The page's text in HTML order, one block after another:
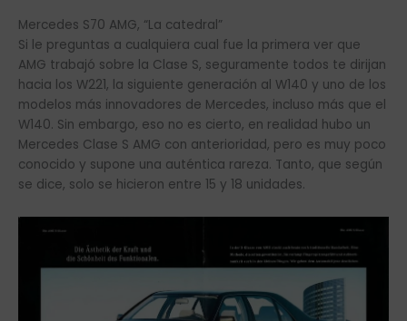
Mercedes S70 AMG, “La catedral”
Si le preguntas a cualquiera cual fue la primera ver que
AMG trabajó sobre la Clase S, seguramente todos te dirijan
hacia los W221, la siguiente generación al W140 y uno de los
modelos más innovadores de Mercedes, incluso más que el
W140. Sin embargo, eso no es cierto, en realidad hubo un
Mercedes Clase S AMG con anterioridad, pero es muy poco
conocido y supone una auténtica rareza. Tanto, que según
se dice, solo se hicieron entre 15 y 18 unidades.